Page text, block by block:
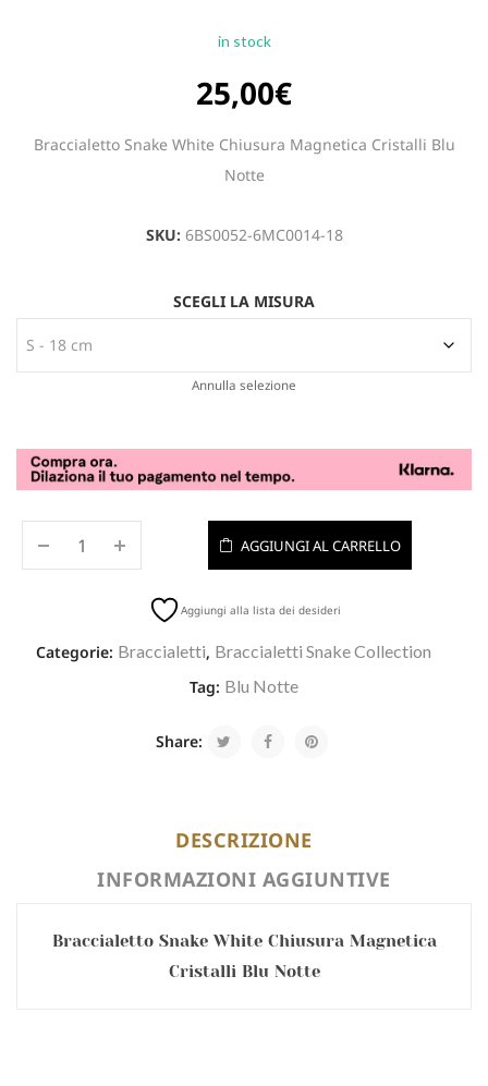
in stock
25,00€
Braccialetto Snake White Chiusura Magnetica Cristalli Blu
Notte
SKU: 6BS0052-6MC0014-18
SCEGLI LA MISURA
Annulla selezione
AGGIUNGI AL CARRELLO
Aggiungi alla lista dei desideri
Categorie: Braccialetti, Braccialetti Snake Collection
Tag: Blu Notte
Share:
DESCRIZIONE
INFORMAZIONI AGGIUNTIVE
Braccialetto Snake White Chiusura Magnetica
Cristalli Blu Notte